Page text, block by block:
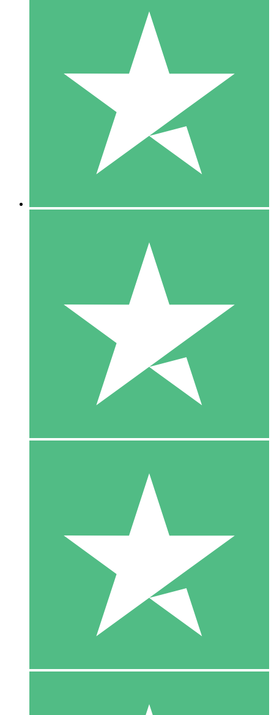
Paquetes de Créditos Individuales
Paga según el uso con créditos de descarga. Sin compromiso
10 00
10 Descargas
20 00